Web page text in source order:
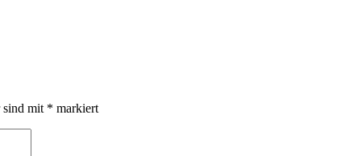
sind mit * markiert